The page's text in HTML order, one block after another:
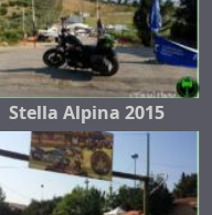
Stella Alpina 2015